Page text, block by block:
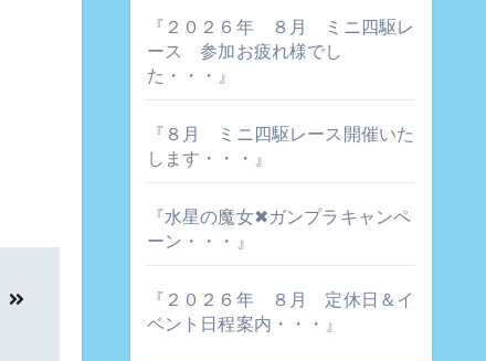
『２０２６年 ８月 ミニ四駆レ
ース 参加お疲れ様でし
た・・・』
『８月 ミニ四駆レース開催いた
します・・・』
『水星の魔女✖ガンプラキャンペ
ーン・・・』
『２０２６年 ８月 定休日＆イ
ベント日程案内・・・』